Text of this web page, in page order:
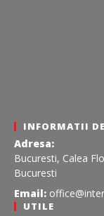
INFORMATII
Adresa:
Bucuresti, Calea
Bucuresti
Email:
UTILE